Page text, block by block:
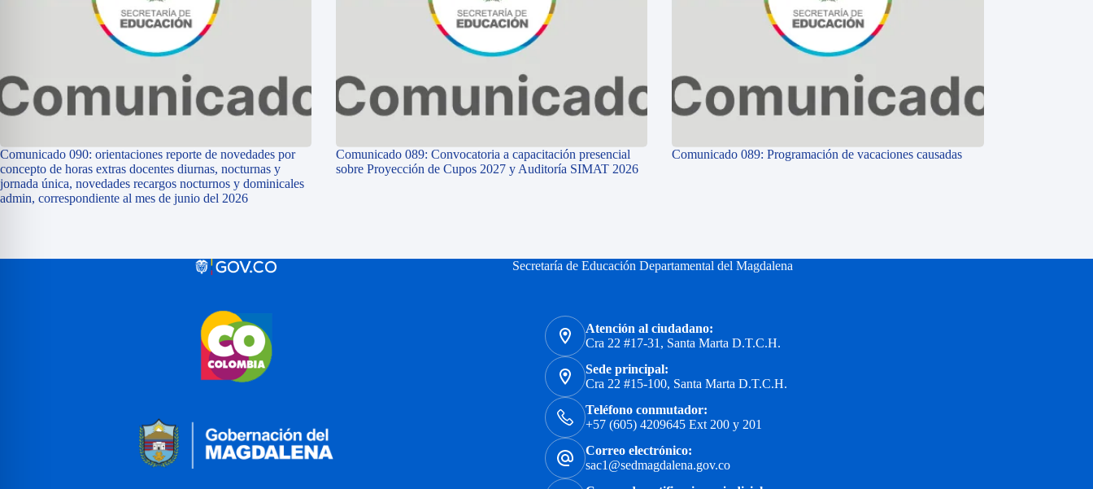
Comunicado 090: orientaciones reporte de novedades por
concepto de horas extras docentes diurnas, nocturnas y
jornada única, novedades recargos nocturnos y dominicales
admin, correspondiente al mes de junio del 2026
Comunicado 089: Convocatoria a capacitación presencial
sobre Proyección de Cupos 2027 y Auditoría SIMAT 2026
Comunicado 089: Programación de vacaciones causadas
Secretaría de Educación Departamental del Magdalena
Atención al ciudadano:
Cra 22 #17-31, Santa Marta D.T.C.H.
Sede principal:
Cra 22 #15-100, Santa Marta D.T.C.H.
Teléfono conmutador:
+57 (605) 4209645 Ext 200 y 201
Correo electrónico:
sac1@sedmagdalena.gov.co